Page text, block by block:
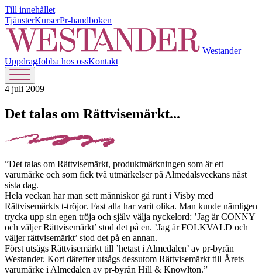
Till innehållet
TjänsterKurserPr-handboken
Westander
UppdragJobba hos ossKontakt
4 juli 2009
Det talas om Rättvisemärkt...
”Det talas om Rättvisemärkt, produktmärkningen som är ett
varumärke och som fick två utmärkelser på Almedalsveckans näst
sista dag.
Hela veckan har man sett människor gå runt i Visby med
Rättvisemärkts t-tröjor. Fast alla har varit olika. Man kunde nämligen
trycka upp sin egen tröja och själv välja nyckelord: ’Jag är CONNY
och väljer Rättvisemärkt’ stod det på en. ’Jag är FOLKVALD och
väljer rättvisemärkt’ stod det på en annan.
Först utsågs Rättvisemärkt till ’hetast i Almedalen’ av pr-byrån
Westander. Kort därefter utsågs dessutom Rättvisemärkt till Årets
varumärke i Almedalen av pr-byrån Hill & Knowlton.”